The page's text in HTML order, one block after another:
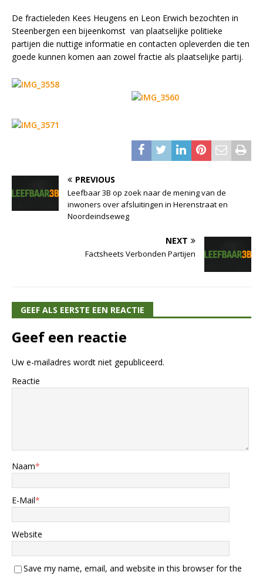
De fractieleden Kees Heugens en Leon Erwich bezochten in
Steenbergen een bijeenkomst van plaatselijke politieke
partijen die nuttige informatie en contacten opleverden die ten
goede kunnen komen aan zowel fractie als plaatselijke partij.
PREVIOUS
Leefbaar 3B op zoek naar de mening van de
inwoners over afsluitingen in Herenstraat en
Noordeindseweg
NEXT
Factsheets Verbonden Partijen
GEEF ALS EERSTE EEN REACTIE
Geef een reactie
Uw e-mailadres wordt niet gepubliceerd.
Reactie
Naam*
E-Mail*
Website
Save my name, email, and website in this browser for the